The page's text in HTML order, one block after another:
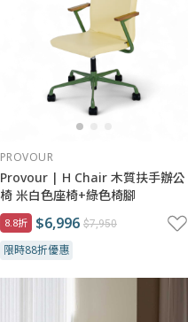
PROVOUR
Provour | H Chair 木質扶手辦公
椅 米白色座椅+綠色椅腳
8.8折 $6,996 $7,950
限時88折優惠